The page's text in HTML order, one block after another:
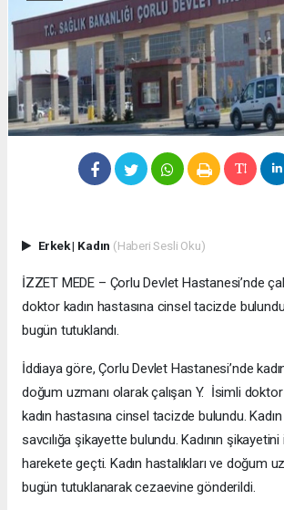
Erkek| Kadın (Haberi Sesli Oku)
İZZET MEDE – Çorlu Devlet Hastanesi’nde
doktor kadın hastasına cinsel tacizde
bugün tutuklandı.
İddiaya göre, Çorlu Devlet Hastanesi’nde
doğum uzmanı olarak çalışan Y. İsimli
kadın hastasına cinsel tacizde bulundu.
savcılığa şikayette bulundu. Kadının şikayetini
harekete geçti. Kadın hastalıkları ve doğum
bugün tutuklanarak cezaevine gönderildi.